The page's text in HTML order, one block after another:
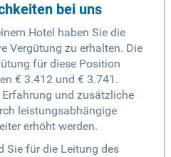
bei uns
Hotel haben Sie die
Vergütung zu erhalten. Die
für diese Position
€ 3.412 und € 3.741.
und zusätzliche
leistungsabhängige
erhöht werden.
Sie für die Leitung des